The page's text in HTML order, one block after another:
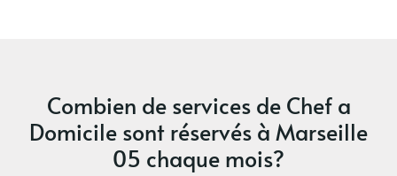
Combien de services de Chef a
Domicile sont réservés à Marseille
05 chaque mois?